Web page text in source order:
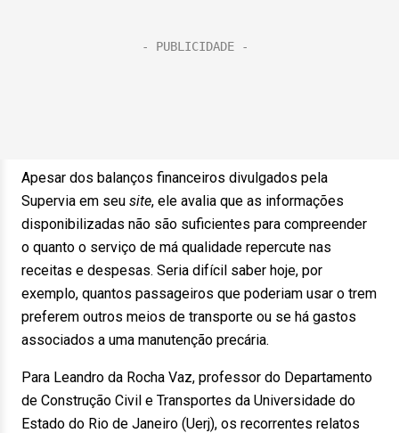
Apesar dos balanços financeiros divulgados pela
Supervia em seu site, ele avalia que as informações
disponibilizadas não são suficientes para compreender
o quanto o serviço de má qualidade repercute nas
receitas e despesas. Seria difícil saber hoje, por
exemplo, quantos passageiros que poderiam usar o trem
preferem outros meios de transporte ou se há gastos
associados a uma manutenção precária.
Para Leandro da Rocha Vaz, professor do Departamento
de Construção Civil e Transportes da Universidade do
Estado do Rio de Janeiro (Uerj), os recorrentes relatos